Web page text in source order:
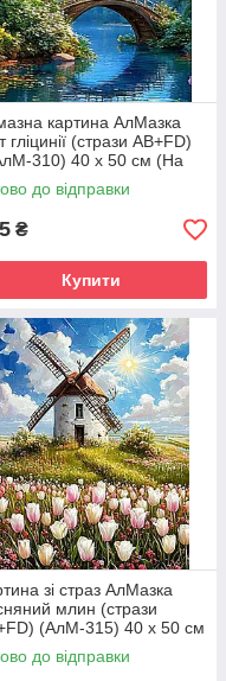
картина АлМазка
гліцинії (стрази AB+FD)
310) 40 х 50 см (На
до відправки
₴
Купити
зі страз АлМазка
млин (стрази
(АлМ-315) 40 х 50 см
підрамника)
до відправки